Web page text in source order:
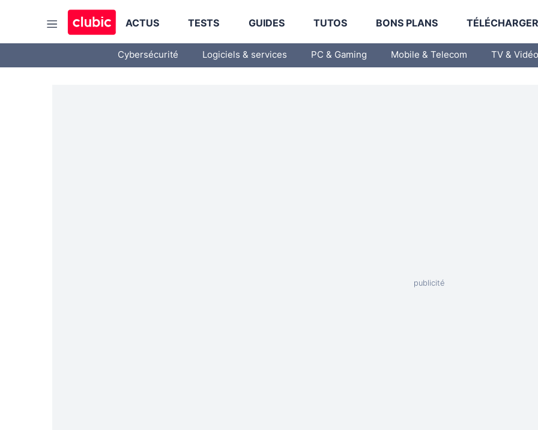
ACTUS TESTS GUIDES TUTOS BONS PLANS
Cybersécurité Logiciels & services PC & Gaming Mobile & Telecom TV & Vidéo